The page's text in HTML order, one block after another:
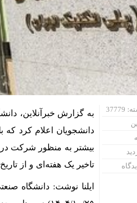
به گزارش خبرآنلاین،
دانشجویان اعلام کرد
تاخیر یک هفته‌ای و از تاریخ ۱۴۰۴/۱۰/۲۸ برگزار گردد.